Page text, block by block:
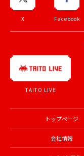
X Facebook
TAITO LIVE
トップページ
会社情報